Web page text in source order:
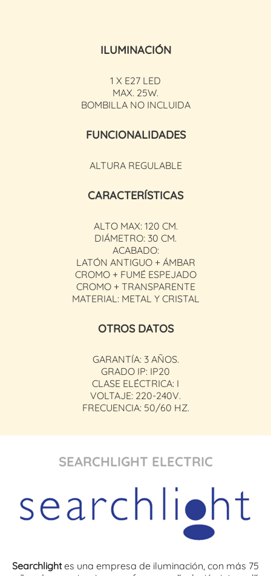
ILUMINACIÓN
1 X E27 LED
MAX. 25W.
BOMBILLA NO INCLUIDA
FUNCIONALIDADES
ALTURA REGULABLE
CARACTERÍSTICAS
ALTO MAX: 120 CM.
DIÁMETRO: 30 CM.
ACABADO:
LATÓN ANTIGUO + ÁMBAR
CROMO + FUMÉ ESPEJADO
CROMO + TRANSPARENTE
MATERIAL: METAL Y CRISTAL
OTROS DATOS
GARANTÍA: 3 AÑOS.
GRADO IP: IP20
CLASE ELÉCTRICA: I
VOLTAJE: 220-240V.
FRECUENCIA: 50/60 HZ.
SEARCHLIGHT ELECTRIC
Searchlightes una empresa de iluminación, con más 75